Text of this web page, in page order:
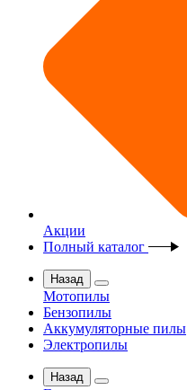
Акции
Полный каталог
Назад
Мотопилы
Бензопилы
Аккумуляторные пилы
Электропилы
Назад